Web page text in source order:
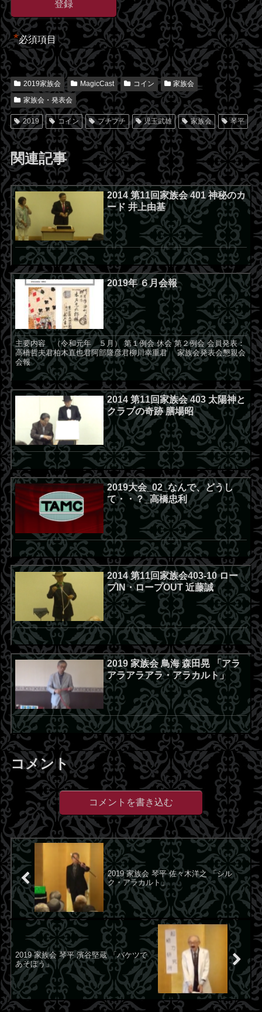
*必須項目
2019家族会 MagicCast コイン
家族会
家族会・発表会
2019 コイン プチプチ 児玉武雄 家族会 琴平
関連記事
2014 第11回家族会 401 神秘のカ
ード 井上由基
2019年 ６月会報
主要内容 （令和元年 ５月） 第１例会 休会 第２例会 会員発表：
高橋哲夫君柏木直也君阿部隆彦君柳川幸重君 家族会発表会懇親会
会報
2014 第11回家族会 403 太陽神と
クラブの奇跡 膳場昭
2019大会_02_なんで、どうし
て・・？_高橋忠利
2014 第11回家族会403-10 ロー
プIN・ロープOUT 近藤誠
2019 家族会 鳥海 森田晃 「アラ
アラアラアラ・アラカルト」
コメント
コメントを書き込む
2019 家族会 琴平 佐々木洋之 「シル
ク・アラカルト」
2019 家族会 琴平 濱谷堅蔵 「バケツで
あそぼう」